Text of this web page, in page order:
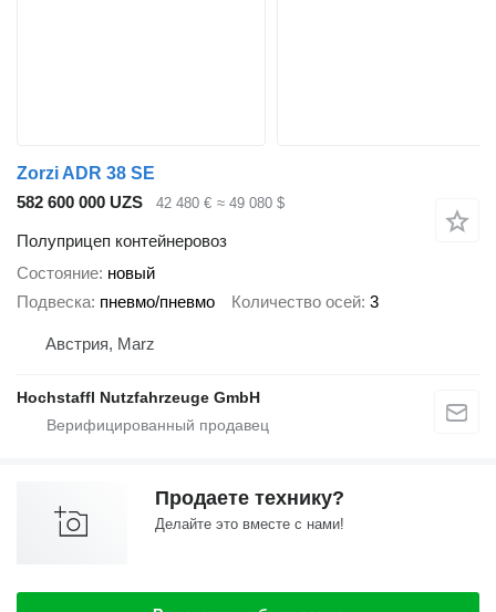
Zorzi ADR 38 SE
582 600 000 UZS
42 480 € ≈ 49 080 $
Полуприцеп контейнеровоз
Состояние новый
Подвеска пневмо/пневмо Количество осей 3
Австрия, Marz
Hochstaffl Nutzfahrzeuge GmbH
Продаете технику?
Делайте это вместе с нами!